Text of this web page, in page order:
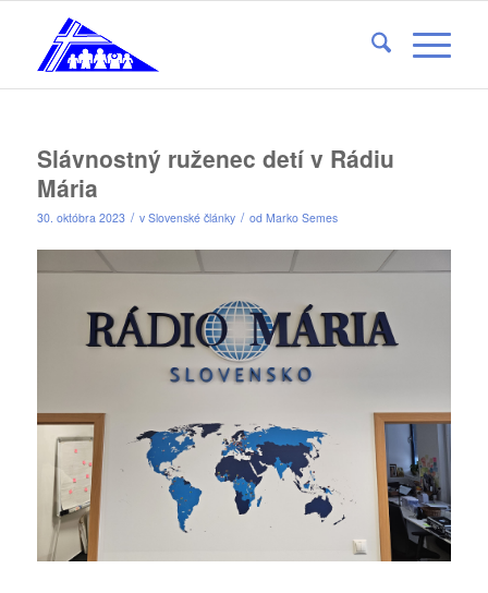
Slávnostný ruženec detí v Rádiu
Mária
30. októbra 2023 / v Slovenské články / od Marko Semes